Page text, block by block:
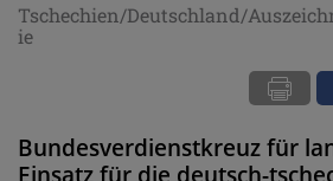
Tschechien/Deutschland/
ie
Bundesverdienstkreuz für
Einsatz für die deutsch-